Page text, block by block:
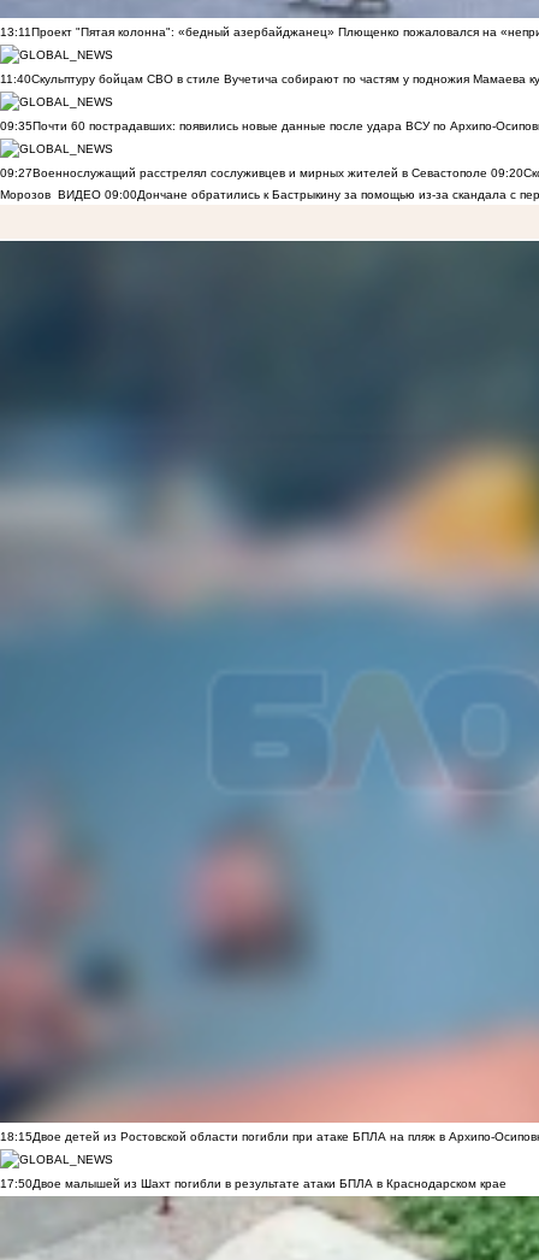
13:11Проект "Пятая колонна": «бедный азербайджанец» Плющенко пожаловался на
11:40Скульптуру бойцам СВО в стиле Вучетича собирают по частям у подножия Мамаева
09:35Почти 60 пострадавших: появились новые данные после удара ВСУ по Архипо-
09:27Военнослужащий расстрелял сослуживцев и мирных жителей в Севастополе 09:20
Морозов ВИДЕО 09:00Дончане обратились к Бастрыкину за помощью из-за скандала с
18:15Двое детей из Ростовской области погибли при атаке БПЛА на пляж в Архипо-
17:50Двое малышей из Шахт погибли в результате атаки БПЛА в Краснодарском крае